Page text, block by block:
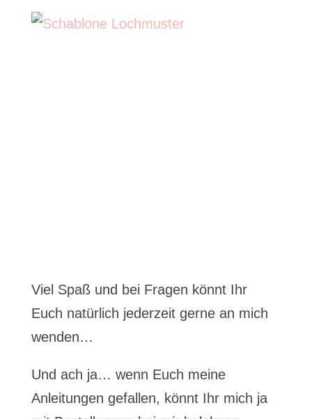
Viel Spaß und bei Fragen könnt Ihr
Euch natürlich jederzeit gerne an mich
wenden…
Und ach ja… wenn Euch meine
Anleitungen gefallen, könnt Ihr mich ja